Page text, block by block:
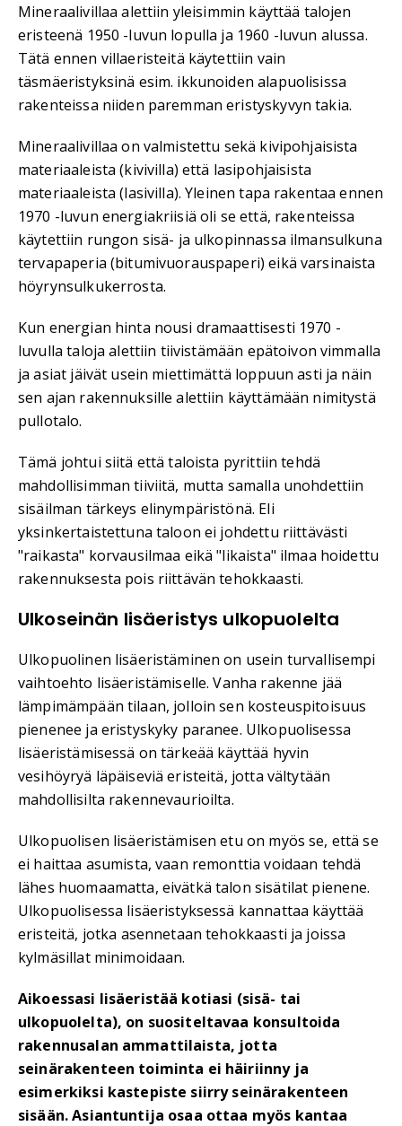
Mineraalivillaa alettiin yleisimmin käyttää talojen
eristeenä 1950 -luvun lopulla ja 1960 -luvun alussa.
Tätä ennen villaeristeitä käytettiin vain
täsmäeristyksinä esim. ikkunoiden alapuolisissa
rakenteissa niiden paremman eristyskyvyn takia.
Mineraalivillaa on valmistettu sekä kivipohjaisista
materiaaleista (kivivilla) että lasipohjaisista
materiaaleista (lasivilla). Yleinen tapa rakentaa ennen
1970 -luvun energiakriisiä oli se että, rakenteissa
käytettiin rungon sisä- ja ulkopinnassa ilmansulkuna
tervapaperia (bitumivuorauspaperi) eikä varsinaista
höyrynsulkukerrosta.
Kun energian hinta nousi dramaattisesti 1970 -
luvulla taloja alettiin tiivistämään epätoivon vimmalla
ja asiat jäivät usein miettimättä loppuun asti ja näin
sen ajan rakennuksille alettiin käyttämään nimitystä
pullotalo.
Tämä johtui siitä että taloista pyrittiin tehdä
mahdollisimman tiiviitä, mutta samalla unohdettiin
sisäilman tärkeys elinympäristönä. Eli
yksinkertaistettuna taloon ei johdettu riittävästi
"raikasta" korvausilmaa eikä "likaista" ilmaa hoidettu
rakennuksesta pois riittävän tehokkaasti.
Ulkoseinän lisäeristys ulkopuolelta
Ulkopuolinen lisäeristäminen on usein turvallisempi
vaihtoehto lisäeristämiselle. Vanha rakenne jää
lämpimämpään tilaan, jolloin sen kosteuspitoisuus
pienenee ja eristyskyky paranee. Ulkopuolisessa
lisäeristämisessä on tärkeää käyttää hyvin
vesihöyryä läpäiseviä eristeitä, jotta vältytään
mahdollisilta rakennevaurioilta.
Ulkopuolisen lisäeristämisen etu on myös se, että se
ei haittaa asumista, vaan remonttia voidaan tehdä
lähes huomaamatta, eivätkä talon sisätilat pienene.
Ulkopuolisessa lisäeristyksessä kannattaa käyttää
eristeitä, jotka asennetaan tehokkaasti ja joissa
kylmäsillat minimoidaan.
Aikoessasi lisäeristää kotiasi (sisä- tai
ulkopuolelta), on suositeltavaa konsultoida
rakennusalan ammattilaista, jotta
seinärakenteen toiminta ei häiriinny ja
esimerkiksi kastepiste siirry seinärakenteen
sisään. Asiantuntija osaa ottaa myös kantaa